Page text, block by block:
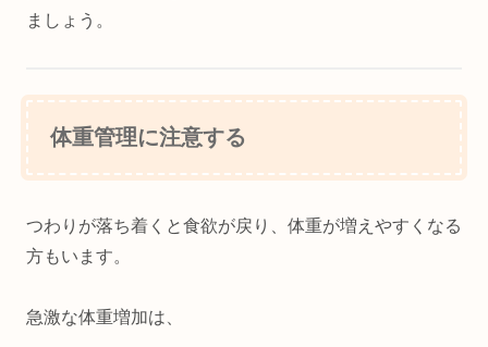
ましょう。
体重管理に注意する
つわりが落ち着くと食欲が戻り、体重が増えやすくなる
方もいます。
急激な体重増加は、